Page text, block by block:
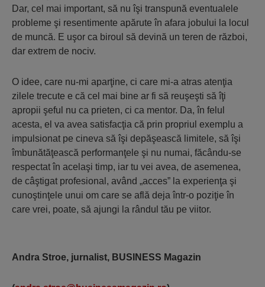
Dar, cel mai important, să nu îşi transpună eventualele
probleme şi resentimente apărute în afara jobului la locul
de muncă. E uşor ca biroul să devină un teren de război,
dar extrem de nociv.
O idee, care nu-mi aparţine, ci care mi-a atras atenţia
zilele trecute e că cel mai bine ar fi să reuşeşti să îţi
apropii şeful nu ca prieten, ci ca mentor. Da, în felul
acesta, el va avea satisfacţia că prin propriul exemplu a
impulsionat pe cineva să îşi depăşească limitele, să îşi
îmbunătăţească performanţele şi nu numai, făcându-se
respectat în acelaşi timp, iar tu vei avea, de asemenea,
de câştigat profesional, având „acces” la experienţa şi
cunoştinţele unui om care se află deja într-o poziţie în
care vrei, poate, să ajungi la rândul tău pe viitor.
Andra Stroe, jurnalist, BUSINESS Magazin